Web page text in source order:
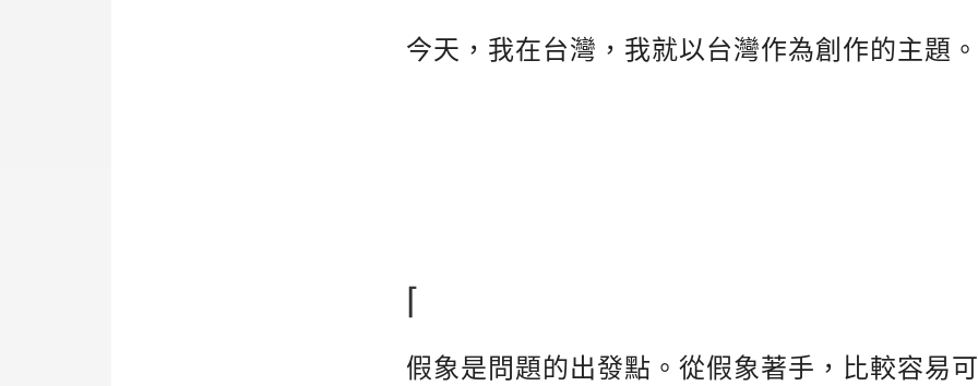
今天，我在台灣，我就以台灣作為創作的主題。
⌈
假象是問題的出發點。從假象著手，比較容易